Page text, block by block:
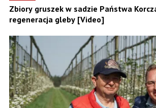
Zbiory gruszek w sadzie Państwa
regeneracja gleby [Video]